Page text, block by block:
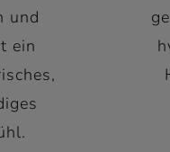
und
ein